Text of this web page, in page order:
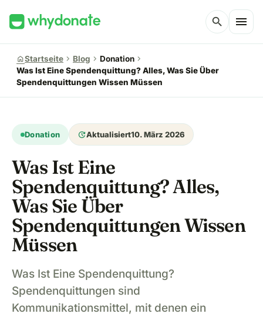
search menu
homeStartseite chevron_right Blog chevron_right Donation chevron_right
Was Ist Eine Spendenquittung? Alles, Was Sie Über
Spendenquittungen Wissen Müssen
Donation updateAktualisiert10. März 2026
Was Ist Eine
Spendenquittung? Alles,
Was Sie Über
Spendenquittungen Wissen
Müssen
Was Ist Eine Spendenquittung?
Spendenquittungen sind
Kommunikationsmittel, mit denen ein